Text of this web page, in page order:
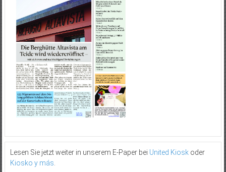
Lesen Sie jetzt weiter in unserem E-Paper bei United Kioskoder
Kiosko y más